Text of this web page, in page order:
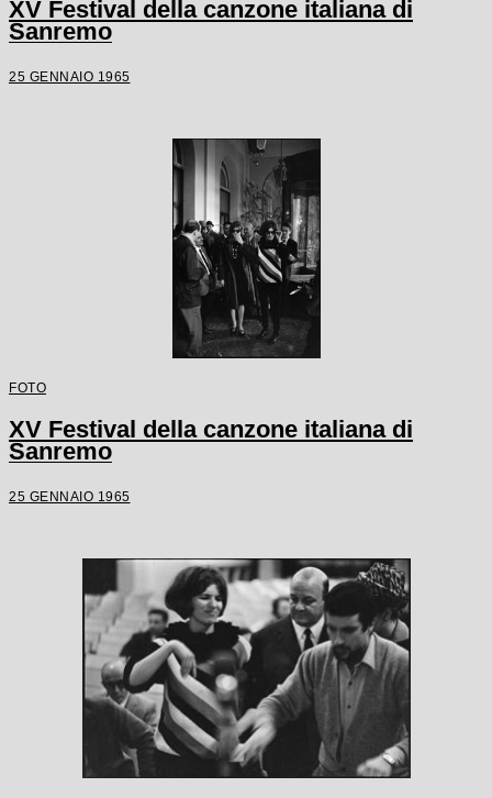
XV Festival della canzone italiana di
Sanremo
25 GENNAIO 1965
FOTO
XV Festival della canzone italiana di
Sanremo
25 GENNAIO 1965